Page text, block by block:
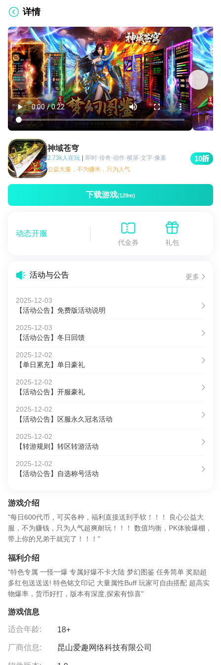
详情
神域苍穹
2.73k人在玩 | 即时·传奇·动作·横屏·文字·像素
公益大服，不为赚米，只为人气
10
下载游戏(129m)
动态开服
代金券 礼包
活动与公告 更多
2025-12-03
【活动公告】免费版活动说明
2025-12-03
【活动公告】冬日回馈
2025-12-02
【单日累充】单日豪礼
2025-12-02
【活动公告】开服豪礼
2025-12-02
【活动公告】区服永久冠名活动
2025-12-02
【转游规则】转区转游活动
2025-12-02
【活动公告】自选称号活动
游戏介绍
"每日600代币，可买各种，福利直接送到手软！！！ 良心公益大
服，不为赚钱，只为人气超爽耐玩！！！ 数值均衡，PK体验爆棚，
带上你的兄弟干就完了！！！"
福利介绍
"特色专属 一怪一爆 专属好爆不卡大陆 梦幻图鉴 任务简单 奖励超
多红包送送送! 特色铭文印记 大量属性Buff 玩家可自由搭配 超高实
物爆率，货币好打，版本有深度,探索有惊喜"
游戏信息
适合年龄: 18+
厂商信息: 昆山爱趣网络科技有限公司